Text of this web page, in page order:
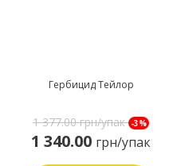
Гербицид Тейлор
1 377.00грн/упак -3%
1 340.00 грн/упак